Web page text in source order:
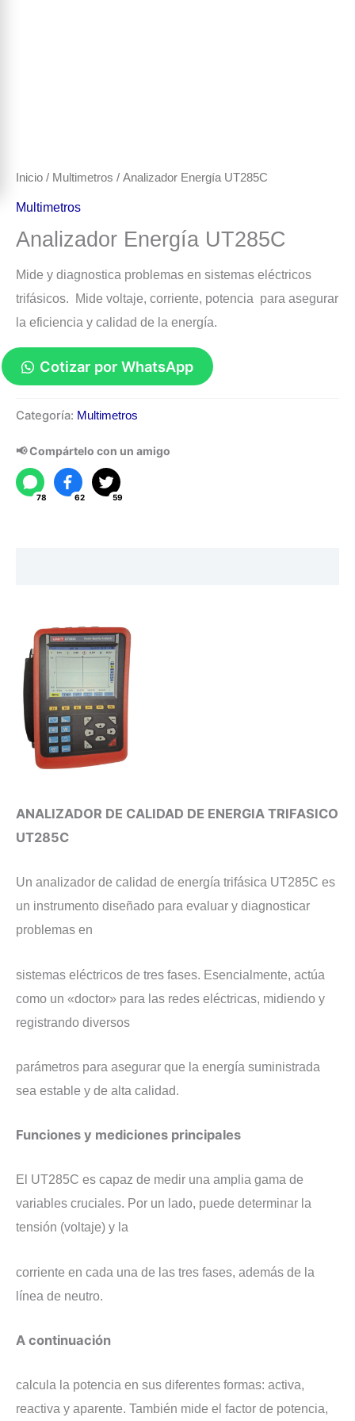
Inicio / Multimetros / Analizador Energía UT285C
Multimetros
Analizador Energía UT285C
Mide y diagnostica problemas en sistemas eléctricos
trifásicos. Mide voltaje, corriente, potencia para asegurar
la eficiencia y calidad de la energía.
Cotizar por WhatsApp
Energía
UT285C
cantidad
Categoría: Multimetros
📢 Compártelo con un amigo
78 62 59
ANALIZADOR DE CALIDAD DE ENERGIA TRIFASICO
UT285C
Un analizador de calidad de energía trifásica UT285C es
un instrumento diseñado para evaluar y diagnosticar
problemas en
sistemas eléctricos de tres fases. Esencialmente, actúa
como un «doctor» para las redes eléctricas, midiendo y
registrando diversos
parámetros para asegurar que la energía suministrada
sea estable y de alta calidad.
​Funciones y mediciones principales
​El UT285C es capaz de medir una amplia gama de
variables cruciales. Por un lado, puede determinar la
tensión (voltaje) y la
corriente en cada una de las tres fases, además de la
línea de neutro.
A continuación
calcula la potencia en sus diferentes formas: activa,
reactiva y aparente. También mide el factor de potencia,